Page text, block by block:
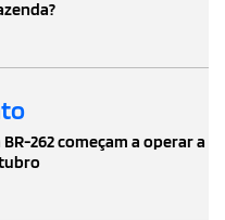
262 começam a operar a